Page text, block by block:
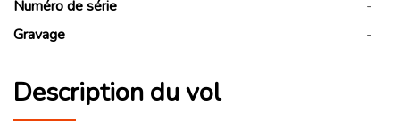
Numéro de série
-
Gravage
-
Description du vol